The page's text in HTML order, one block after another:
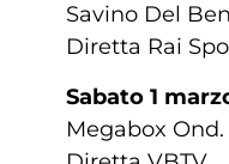
Savino Del
Diretta Rai
Sabato 1
Megabox